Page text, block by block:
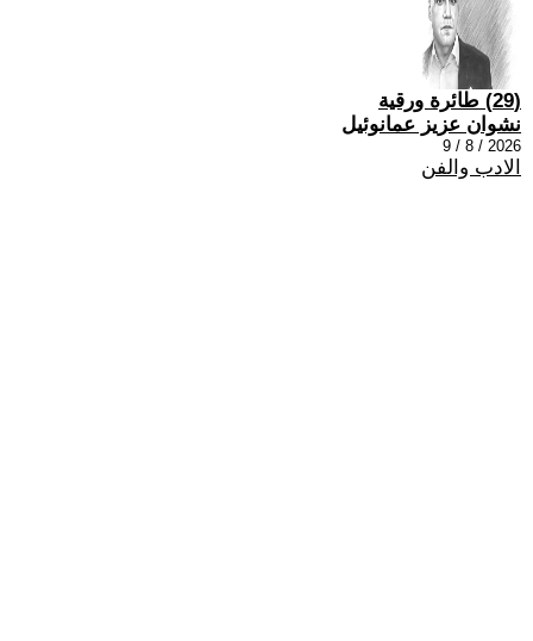
(29) طائرة ورقية
نشوان عزيز عمانوئيل
2026 / 8 / 9
الادب والفن